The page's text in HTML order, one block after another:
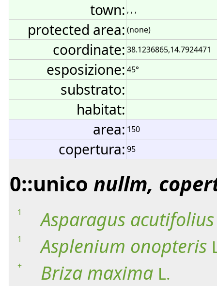
town: , , ,
protected area: (none)
coordinate: 38.1236865,14.7924471
esposizione: 45°
substrato:
habitat:
area: 150
copertura: 95
0::unico nullm,
1 Asparagus acutifolius
1 Asplenium onopteris
+ Briza maxima L.